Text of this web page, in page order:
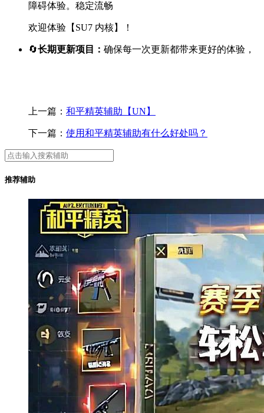
障碍体验。稳定流畅
欢迎体验【SU7 内核】！
🔄长期更新项目： 确保每一次更新都带来更好的体验，
上一篇： 和平精英辅助【UN】
下一篇： 使用和平精英辅助有什么好处吗？
推荐辅助